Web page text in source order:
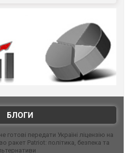
БЛОГИ
готові передати Україні ліцензію на
ракет Patriot: політика, безпека та